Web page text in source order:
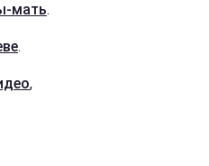
мать.
.
,